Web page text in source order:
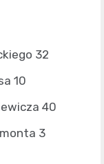
32
10
40
3